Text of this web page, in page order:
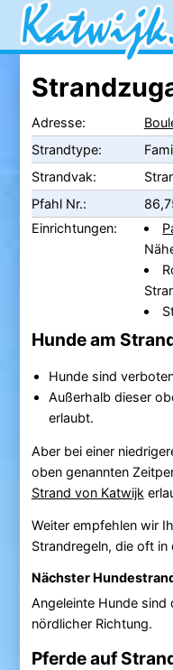
Adresse:
Strandtype:
Strandvak:
Pfahl Nr.:
Einrichtungen:
Hunde am
Hunde sind
Außerhalb dieser
erlaubt.
Aber bei einer
oben genannten
Strand von Katwijk
Weiter empfehlen wir
Strandregeln, die oft
Nächster
Angeleinte Hunde
nördlicher Richtung.
Pferde auf